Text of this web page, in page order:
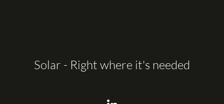
Solar - Right where it's needed